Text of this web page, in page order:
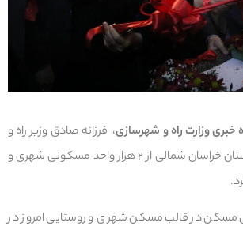
خبری وزارت راه و شهرسازی، فرزانه صادق وزیر راه و
شهرسازی در سفر به استان خراسان شمالی از ۲ هزار واحد مسکونی شهری و
مسکن در قالب مسکن شهری و روستایی امروز در